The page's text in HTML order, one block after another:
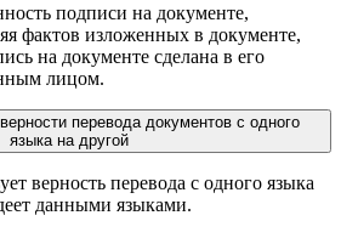
подписи на документе,
фактов изложенных в документе,
на документе сделана в его
лицом.
перевода документов с одного
языка на другой
верность перевода с одного языка
данными языками.